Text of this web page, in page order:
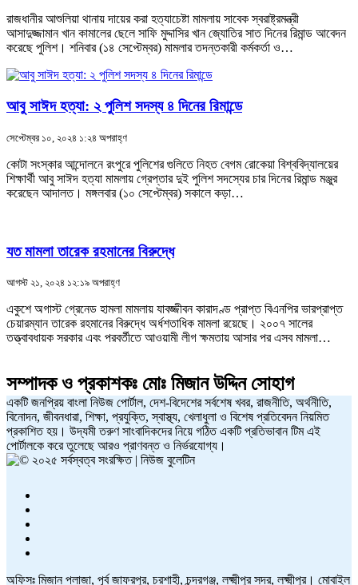
রাজধানীর আশুলিয়া থানায় দায়ের করা হত্যাচেষ্টা মামলায় সাবেক স্বরাষ্ট্রমন্ত্রী
আসাদুজ্জামান খান কামালের ছেলে সাফি মুদ্দাসির খান জ্যোতির সাত দিনের রিমান্ড আবেদন
করেছে পুলিশ। শনিবার (১৪ সেপ্টেম্বর) মামলার তদন্তকারী কর্মকর্তা ও…
আবু সাঈদ হত্যা: ২ পুলিশ সদস্য ৪ দিনের রিমান্ডে
সেপ্টেম্বর ১০, ২০২৪ ১:২৪ অপরাহ্ণ
কোটা সংস্কার আন্দোলনে রংপুরে পুলিশের গুলিতে নিহত বেগম রোকেয়া বিশ্ববিদ্যালয়ের
শিক্ষার্থী আবু সাঈদ হত্যা মামলায় গ্রেপ্তার দুই পুলিশ সদস্যের চার দিনের রিমান্ড মঞ্জুর
করেছেন আদালত। মঙ্গলবার (১০ সেপ্টেম্বর) সকালে কড়া…
যত মামলা তারেক রহমানের বিরুদ্ধে
আগস্ট ২১, ২০২৪ ১২:১৯ অপরাহ্ণ
একুশে অগাস্ট গ্রেনেড হামলা মামলায় যাবজ্জীবন কারাদণ্ড প্রাপ্ত বিএনপির ভারপ্রাপ্ত
চেয়ারম্যান তারেক রহমানের বিরুদ্ধে অর্ধশতাধিক মামলা রয়েছে। ২০০৭ সালের
তত্ত্বাবধায়ক সরকার এবং পরবর্তীতে আওয়ামী লীগ ক্ষমতায় আসার পর এসব মামলা…
সম্পাদক ও প্রকাশকঃ মোঃ মিজান উদ্দিন সোহাগ
একটি জনপ্রিয় বাংলা নিউজ পোর্টাল, দেশ-বিদেশের সর্বশেষ খবর, রাজনীতি, অর্থনীতি,
বিনোদন, জীবনধারা, শিক্ষা, প্রযুক্তি, স্বাস্থ্য, খেলাধুলা ও বিশেষ প্রতিবেদন নিয়মিত
প্রকাশিত হয়। উদ্যমী তরুণ সাংবাদিকদের নিয়ে গঠিত একটি প্রতিভাবান টিম এই
পোর্টালকে করে তুলেছে আরও প্রাণবন্ত ও নির্ভরযোগ্য।
অফিসঃ মিজান প্লাজা, পূর্ব জাফরপুর, চরশাহী, চন্দ্রগঞ্জ, লক্ষ্মীপুর সদর, লক্ষ্মীপুর। মোবাইল